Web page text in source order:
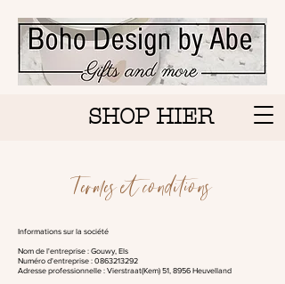
SHOP HIER
Termes et conditions
Informations sur la société
Nom de l'entreprise : Gouwy, Els
Numéro d'entreprise :0863213292
Adresse professionnelle : Vierstraat(Kem) 51, 8956 Heuvelland